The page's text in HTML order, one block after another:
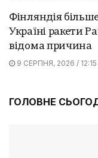
Фінляндія
Україні ракети
відома причина
9 СЕРПНЯ, 2026 / 12:15
ГОЛОВНЕ